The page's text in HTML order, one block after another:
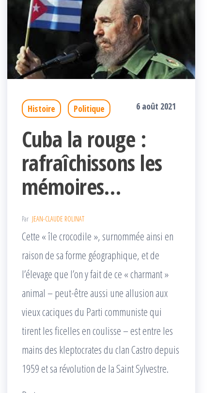
Histoire Politique 6 août 2021
Cuba la rouge :
rafraîchissons les
mémoires…
Par JEAN-CLAUDE ROLINAT
Cette « île crocodile », surnommée ainsi en
raison de sa forme géographique, et de
l’élevage que l’on y fait de ce « charmant »
animal – peut-être aussi une allusion aux
vieux caciques du Parti communiste qui
tirent les ficelles en coulisse – est entre les
mains des kleptocrates du clan Castro depuis
1959 et sa révolution de la Saint Sylvestre.